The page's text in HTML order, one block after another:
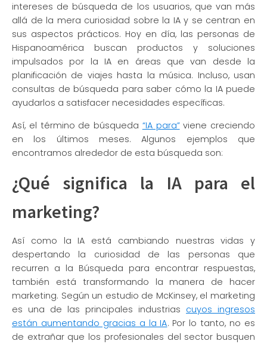
intereses de búsqueda de los usuarios, que van más
allá de la mera curiosidad sobre la IA y se centran en
sus aspectos prácticos. Hoy en día, las personas de
Hispanoamérica buscan productos y soluciones
impulsados ​​por la IA en áreas que van desde la
planificación de viajes hasta la música. Incluso, usan
consultas de búsqueda para saber cómo la IA puede
ayudarlos a satisfacer necesidades específicas.
Así, el término de búsqueda “IA para”viene creciendo
en los últimos meses. Algunos ejemplos que
encontramos alrededor de esta búsqueda son:
¿Qué significa la IA para el
marketing?
Así como la IA está cambiando nuestras vidas y
despertando la curiosidad de las personas que
recurren a la Búsqueda para encontrar respuestas,
también está transformando la manera de hacer
marketing. Según un estudio de McKinsey, el marketing
es una de las principales industrias cuyos ingresos
están aumentando gracias a la IA. Por lo tanto, no es
de extrañar que los profesionales del sector busquen